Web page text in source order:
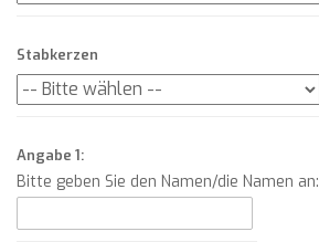
Stabkerzen
Angabe 1:
Bitte geben Sie den Namen/die Namen an: